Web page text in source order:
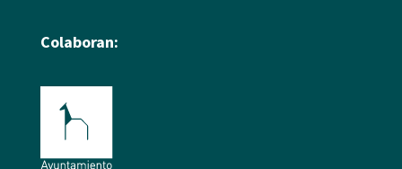
Colaboran: